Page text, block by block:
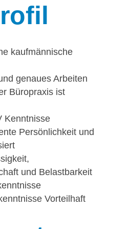
kaufmännische
genaues Arbeiten
Büropraxis ist
Kenntnisse
Persönlichkeit und
und Belastbarkeit
Vorteilhaft